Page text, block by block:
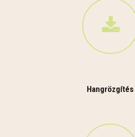
Hangrözgítés